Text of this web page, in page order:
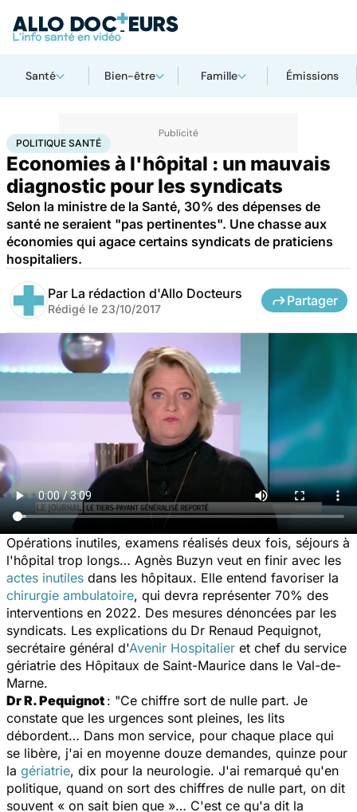
Santé Bien-être Famille Émissions
AccueilSantéSociété Santé publiquePolitique santé
POLITIQUE SANTÉ
Economies à l'hôpital : un mauvais
diagnostic pour les syndicats
Selon la ministre de la Santé, 30% des dépenses de
santé ne seraient "pas pertinentes". Une chasse aux
économies qui agace certains syndicats de praticiens
hospitaliers.
Par La rédaction d'Allo Docteurs
Rédigé le 23/10/2017
Partager
Opérations inutiles, examens réalisés deux fois, séjours à
l'hôpital trop longs… Agnès Buzyn veut en finir avec les
actes inutiles dans les hôpitaux. Elle entend favoriser la
chirurgie ambulatoire, qui devra représenter 70% des
interventions en 2022. Des mesures dénoncées par les
syndicats. Les explications du Dr Renaud Pequignot,
secrétaire général d'Avenir Hospitalier et chef du service
gériatrie des Hôpitaux de Saint-Maurice dans le Val-de-
Marne.
Dr R. Pequignot : "Ce chiffre sort de nulle part. Je
constate que les urgences sont pleines, les lits
débordent… Dans mon service, pour chaque place qui
se libère, j'ai en moyenne douze demandes, quinze pour
la gériatrie, dix pour la neurologie. J'ai remarqué qu'en
politique, quand on sort des chiffres de nulle part, on dit
souvent « on sait bien que »… C'est ce qu'a dit la